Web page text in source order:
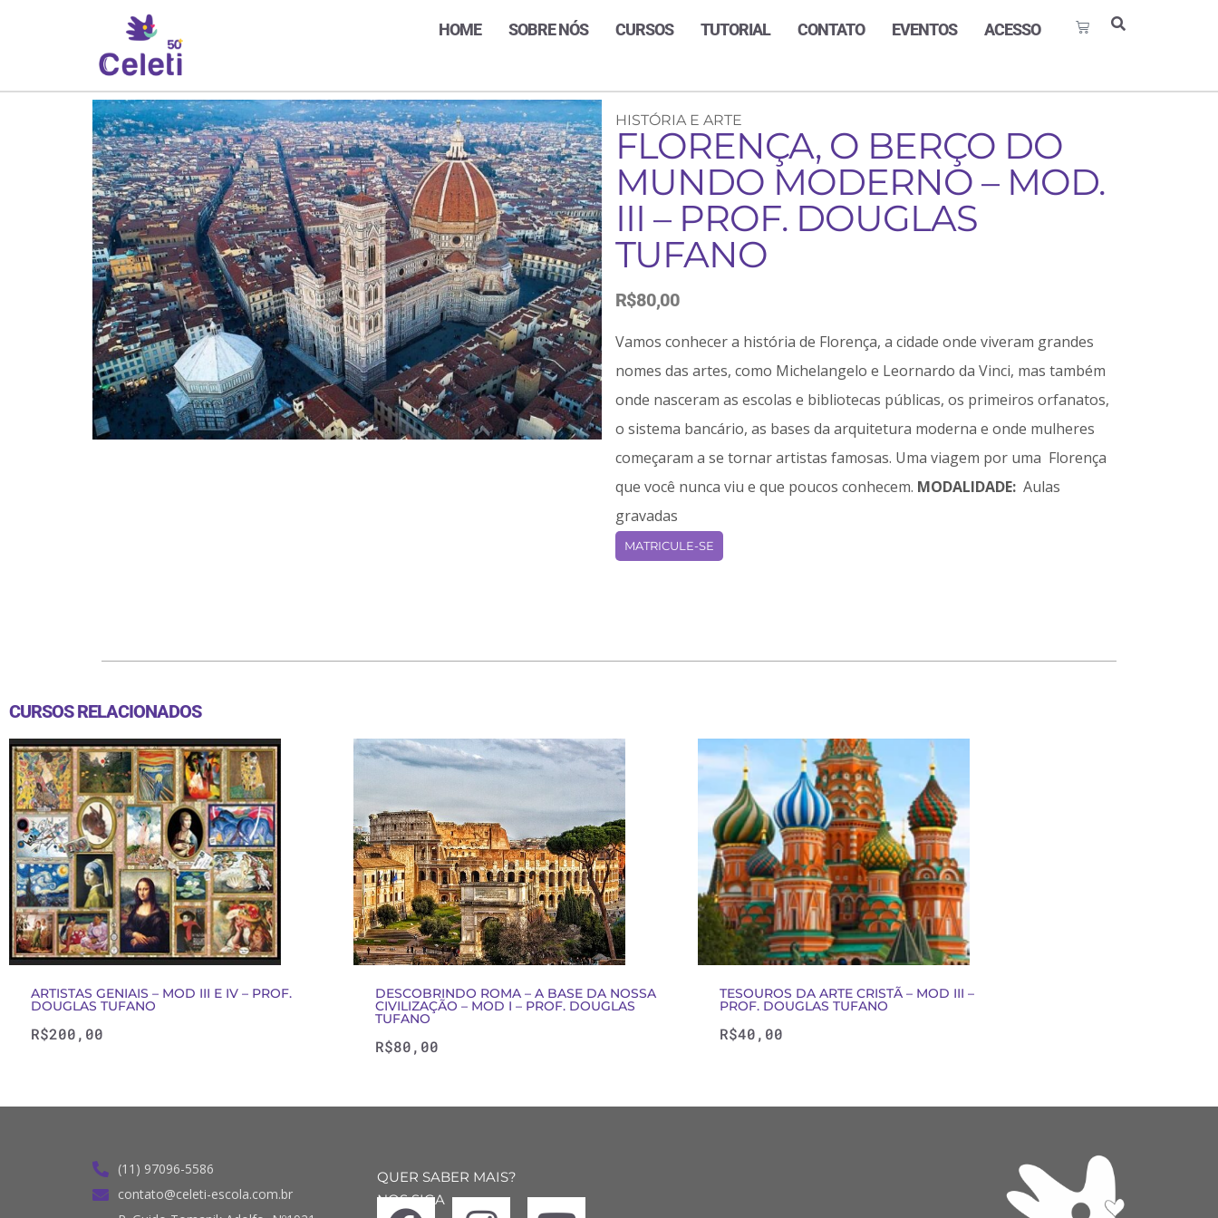
HOME SOBRE NÓS CURSOS TUTORIAL CONTATO EVENTOS ACESSO
HISTÓRIA E ARTE
FLORENÇA, O BERÇO DO
MUNDO MODERNO – MOD.
III – PROF. DOUGLAS
TUFANO
R$80,00
Vamos conhecer a história de Florença, a cidade onde viveram grandes
nomes das artes, como Michelangelo e Leornardo da Vinci, mas também
onde nasceram as escolas e bibliotecas públicas, os primeiros orfanatos,
o sistema bancário, as bases da arquitetura moderna e onde mulheres
começaram a se tornar artistas famosas. Uma viagem por uma Florença
que você nunca viu e que poucos conhecem. MODALIDADE: Aulas
gravadas
MATRICULE-SE
CURSOS RELACIONADOS
ARTISTAS GENIAIS – MOD III E IV – PROF.
DOUGLAS TUFANO
R$200,00
DESCOBRINDO ROMA – A BASE DA NOSSA
CIVILIZAÇÃO – MOD I – PROF. DOUGLAS
TUFANO
R$80,00
TESOUROS DA ARTE CRISTÃ – MOD III –
PROF. DOUGLAS TUFANO
R$40,00
(11) 97096-5586
contato@celeti-escola.com.br
QUER SABER MAIS?
NOS SIGA